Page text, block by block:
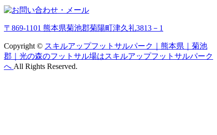
〒869-1101 熊本県菊池郡菊陽町津久礼3813－1
Copyright © スキルアップフットサルパーク｜熊本県｜菊池
郡｜光の森のフットサル場はスキルアップフットサルパーク
へ All Rights Reserved.